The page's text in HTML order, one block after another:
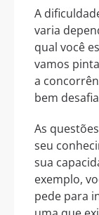
A
varia
qual você
vamos
a
bem
As
seu
sua
exemplo,
pede para